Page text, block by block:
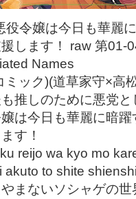
役令嬢は今日も華麗
援します！ raw 第01-
Names
ミック)(道草家守×高
推しのために悪党と
は今日も華麗に暗
す！
reijo wa kyo mo
akuto to shite
まないソシャゲの